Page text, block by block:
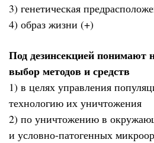
3) генетическая
4) образ жизни (+)
Под дезинсекцией понимают
выбор методов и средств
1) в целях управления
технологию их уничтожения
2) по уничтожению в
и условно-патогенных